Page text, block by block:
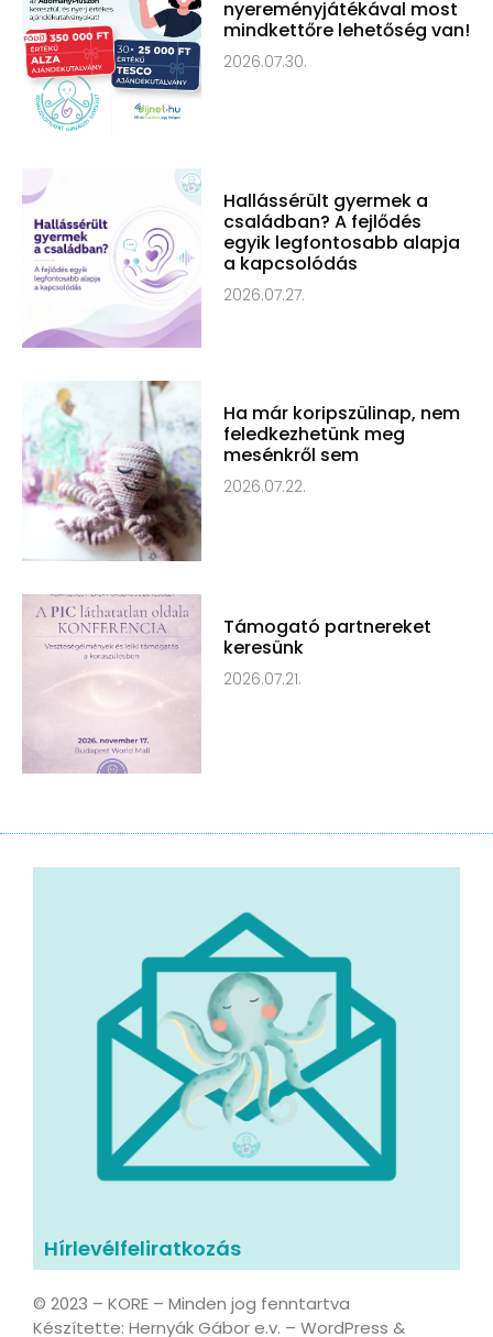
nyereményjátékával most
mindkettőre lehetőség van!
2026.07.30.
Hallássérült gyermek a
családban? A fejlődés
egyik legfontosabb alapja
a kapcsolódás
2026.07.27.
Ha már koripszülinap, nem
feledkezhetünk meg
mesénkről sem
2026.07.22.
Támogató partnereket
keresünk
2026.07.21.
Hírlevélfeliratkozás
© 2023 – KORE – Minden jog fenntartva
Készítette: Hernyák Gábor e.v. – WordPress &